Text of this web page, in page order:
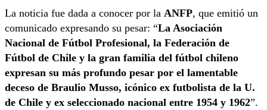
La noticia fue dada a conocer por la ANFP, que emitió un
comunicado expresando su pesar: “La Asociación
Nacional de Fútbol Profesional, la Federación de
Fútbol de Chile y la gran familia del fútbol chileno
expresan su más profundo pesar por el lamentable
deceso de Braulio Musso, icónico ex futbolista de la U.
de Chile y ex seleccionado nacional entre 1954 y 1962”.